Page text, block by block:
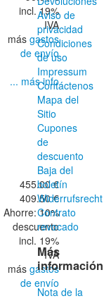
incl. 19%
IVA
más gastos
de envío
... más info
455.00 €
409.50 €
Ahorre: 10%
descuento
incl. 19%
IVA
más gastos
de envío
Aviso de
privacidad
Condiciones
de uso
Impressum
Contáctenos
Mapa del
Sitio
Cupones
de
descuento
Baja del
boletín
Widerrufsrecht
Contrato
revocado
Más
información
Nota de la